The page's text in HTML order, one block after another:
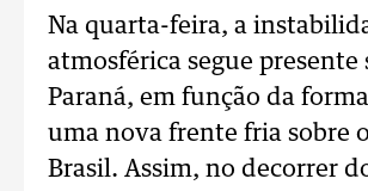
Na quarta-feira, a
atmosférica segue presente
Paraná, em função da
uma nova frente fria sobre
Brasil. Assim, no decorrer